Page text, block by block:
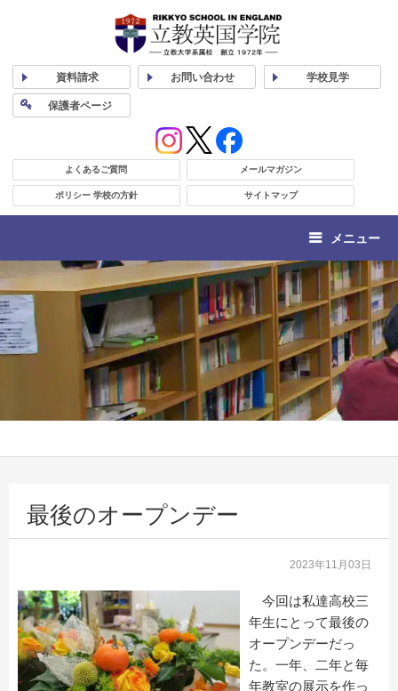
資料請求 お問い合わせ 学校見学
保護者ページ
よくあるご質問 メールマガジン
ポリシー 学校の方針 サイトマップ
メニュー
最後のオープンデー
2023年11月03日
今回は私達高校三
年生にとって最後の
オープンデーだっ
た。一年、二年と毎
年教室の展示を作っ